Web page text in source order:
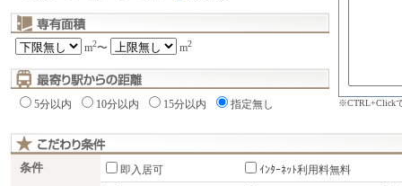
m2〜 m2
5分以内 10分以内 15分以内 指定無し ※CTRL+Click
条件 即入居可 ｲﾝﾀｰﾈｯﾄ利用料無料